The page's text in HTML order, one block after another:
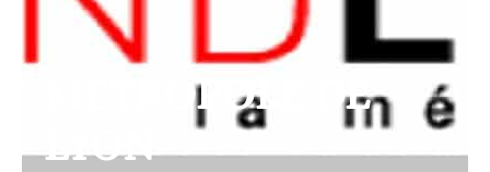
METROPOLE DE
LYON